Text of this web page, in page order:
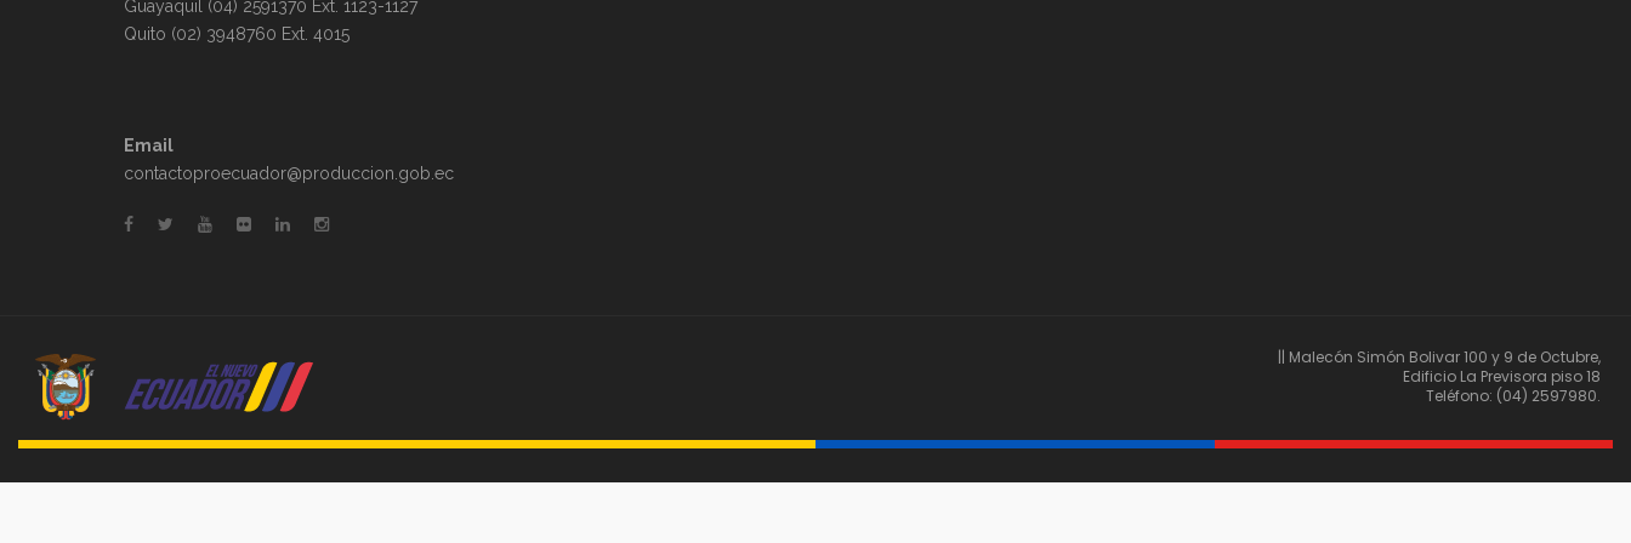
Guayaquil (04) 2591370 Ext. 1123-1127
Quito (02) 3948760 Ext. 4015
Email
contactoproecuador@produccion.gob.ec
|| Malecón Simón Bolivar 100 y 9 de Octubre,
Edificio La Previsora piso 18
Teléfono: (04) 2597980.